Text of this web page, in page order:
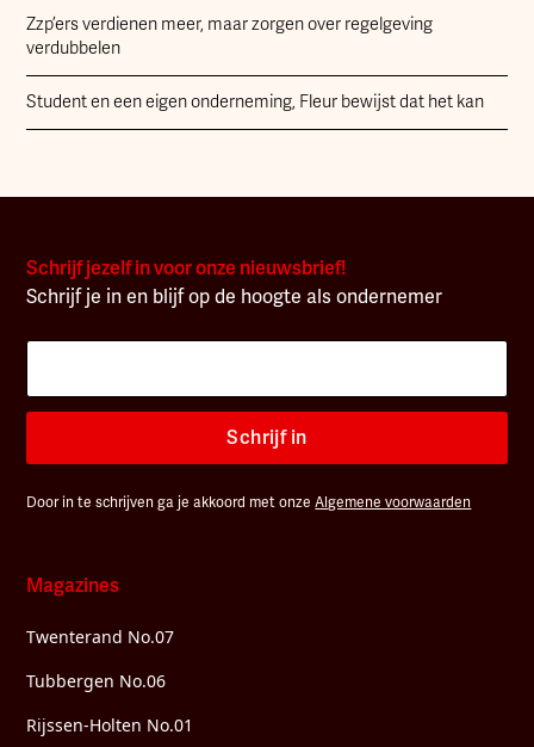
Zzp’ers verdienen meer, maar zorgen over regelgeving
verdubbelen
Student en een eigen onderneming, Fleur bewijst dat het kan
Schrijf jezelf in voor onze nieuwsbrief!
Schrijf je in en blijf op de hoogte als ondernemer
Schrijf in
Door in te schrijven ga je akkoord met onzeAlgemene voorwaarden
Magazines
Twenterand No.07
Tubbergen No.06
Rijssen-Holten No.01